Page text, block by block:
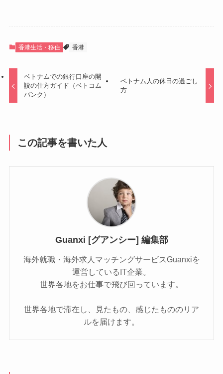
香港生活・移住 香港
ベトナムでの銀行口座の開
設の仕方ガイド（ベトコム
バンク）
ベトナム人の休日の過ごし
方
この記事を書いた人
Guanxi [グアンシー] 編集部
海外就職・海外求人マッチングサービスGuanxiを
運営しているIT企業。
世界各地をお仕事で飛び回っています。
世界各地で滞在し、見たもの、感じたもののリア
ルを届けます。